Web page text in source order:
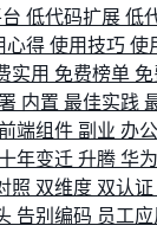
低代码扩展 低
心得 使用技巧 使
实用 免费榜单
内置 最佳实践
端组件 副业 办
年变迁 升腾 华为
照 双维度 双认证
告别编码 员工应